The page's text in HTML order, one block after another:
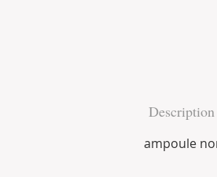
Description
ampoule